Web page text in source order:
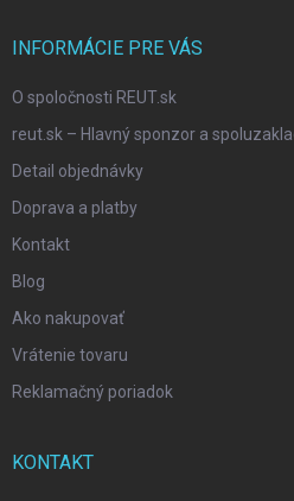
INFORMÁCIE PRE VÁS
O spoločnosti REUT.sk
reut.sk – Hlavný sponzor a
Detail objednávky
Doprava a platby
Kontakt
Blog
Ako nakupovať
Vrátenie tovaru
Reklamačný poriadok
KONTAKT